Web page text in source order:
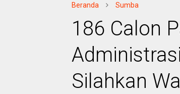
Beranda Sumba
186 Calon
Silahkan